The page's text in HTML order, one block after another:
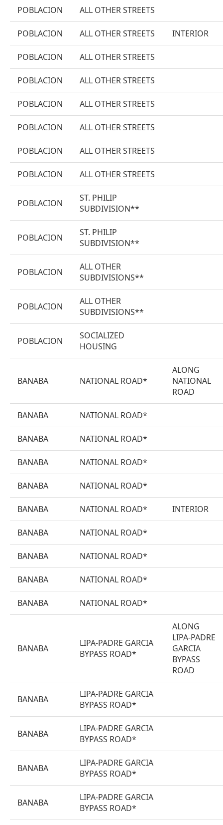
POBLACION ALL OTHER STREETS
POBLACION ALL OTHER STREETS INTERIOR
POBLACION ALL OTHER STREETS
POBLACION ALL OTHER STREETS
POBLACION ALL OTHER STREETS
POBLACION ALL OTHER STREETS
POBLACION ALL OTHER STREETS
POBLACION ALL OTHER STREETS
POBLACION
ST. PHILIP
SUBDIVISION**
POBLACION
ST. PHILIP
SUBDIVISION**
POBLACION
ALL OTHER
SUBDIVISIONS**
POBLACION
ALL OTHER
SUBDIVISIONS**
POBLACION
SOCIALIZED
HOUSING
BANABA NATIONAL ROAD*
ALONG
NATIONAL
ROAD
BANABA NATIONAL ROAD*
BANABA NATIONAL ROAD*
BANABA NATIONAL ROAD*
BANABA NATIONAL ROAD*
BANABA NATIONAL ROAD* INTERIOR
BANABA NATIONAL ROAD*
BANABA NATIONAL ROAD*
BANABA NATIONAL ROAD*
BANABA NATIONAL ROAD*
BANABA
LIPA-PADRE GARCIA
BYPASS ROAD*
ALONG
LIPA-PADRE
GARCIA
BYPASS
ROAD
BANABA
LIPA-PADRE GARCIA
BYPASS ROAD*
BANABA
LIPA-PADRE GARCIA
BYPASS ROAD*
BANABA
LIPA-PADRE GARCIA
BYPASS ROAD*
BANABA
LIPA-PADRE GARCIA
BYPASS ROAD*